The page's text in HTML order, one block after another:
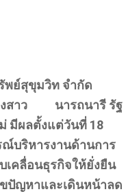
พย์สุขุมวิท จำกัด
สาว นารถนารี รัฐ
มีผลตั้งแต่วันที่ 18
บริหารงานด้านการ
เคลื่อนธุรกิจให้ยั่งยืน
ปัญหาและเดินหน้าลด